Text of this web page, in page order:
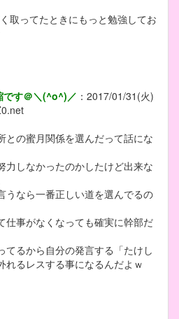
取ってたときにもっと勉強してお
です＠＼(^o^)／ ： 2017/01/31(火)
との蜜月関係を選んだって話にな
力しなかったのかしたけど出来な
うなら一番正しい道を選んでるの
仕事がなくなっても確実に幹部だ
てるから自分の発言する「たけし
れるレスする事になるんだよｗ